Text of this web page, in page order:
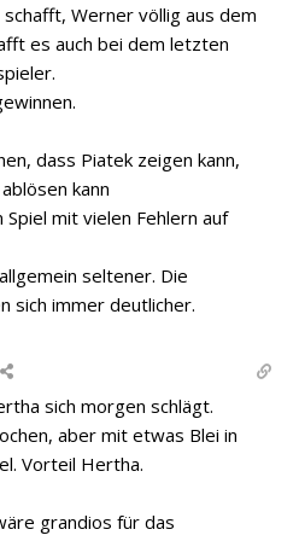
Werner völlig aus dem
es auch bei dem letzten
dass Piatek zeigen kann,
kann
mit vielen Fehlern auf
seltener. Die
sich immer deutlicher.
sich morgen schlägt.
aber mit etwas Blei in
Vorteil Hertha.
grandios für das